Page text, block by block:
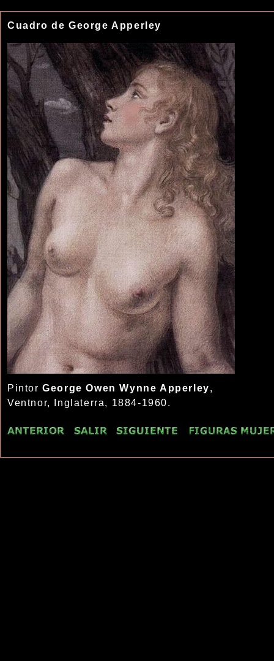
Cuadro de George Apperley
PintorGeorge Owen Wynne Apperley,
Ventnor, Inglaterra, 1884-1960.